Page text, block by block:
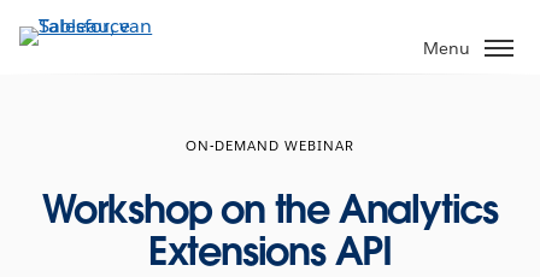
Verder
naar
Menu
ON-DEMAND WEBINAR
Workshop on the Analytics
Extensions API